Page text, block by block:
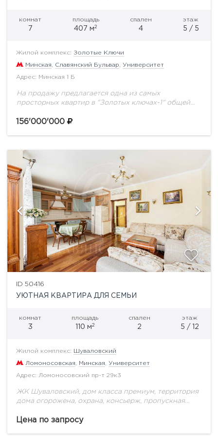
комнат
7
площадь
407 м2
спален
4
этаж
5 / 5
Жилой комплекс: Золотые Ключи
Минская Славянский Бульвар Университет
Адрес: Минская 1 Б
На продажу предлагается одна из самых
просторных квартир в "Золотых ключах-1" общей
Спланировано: гостиная, четыре спальни, кабинет,
156'000'000
ID 50416
УЮТНАЯ КВАРТИРА ДЛЯ СЕМЬИ
комнат
3
площадь
110 м2
спален
2
этаж
5 / 12
Жилой комплекс: Шуваловский
Ломоносовская Минская Университет
Адрес: Ломоносовский пр-т 29к3
ЖК Шуваловский, дом класса премиум, территория
дома огорожена, охрана, консьерж, пропускная
Квартира в классическом стиле, с удобной
Цена по запросу